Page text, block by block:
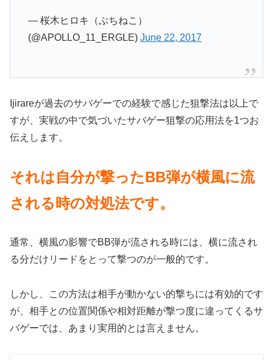
— 桜木ヒロキ（ぶちねこ）
(@APOLLO_11_ERGLE) June 22, 2017
Ijirareが過去のサバゲーでの経験で感じた狙撃法は以上で
すが、実戦の中で気づいたサバゲー狙撃の応用法を1つお
伝えします。
それは自分が撃ったBB弾が横風に流
される時の対処法です。
通常、横風の影響でBB弾が流される時には、横に流され
る分だけリードをとって撃つのが一般的です。
しかし、この方法は相手が動かない的撃ちには有効的です
が、相手との位置関係や相対距離が撃つ度に違ってくるサ
バゲーでは、あまり実用的とは言えません。